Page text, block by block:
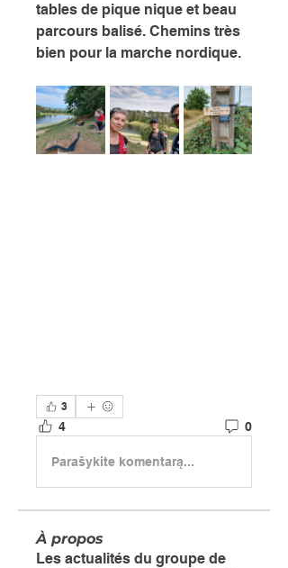
tables de pique nique et beau
parcours balisé. Chemins très
bien pour la marche nordique.
3
4 0
Parašykite komentarą...
À propos
Les actualités du groupe de